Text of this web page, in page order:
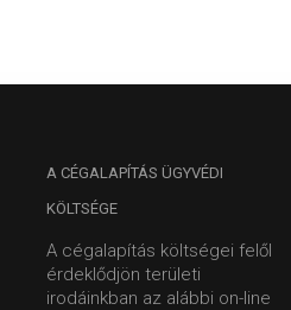
A CÉGALAPÍTÁS ÜGYVÉDI
KÖLTSÉGE
A cégalapítás költségei felől
érdeklődjön területi
irodáinkban az alábbi on-line